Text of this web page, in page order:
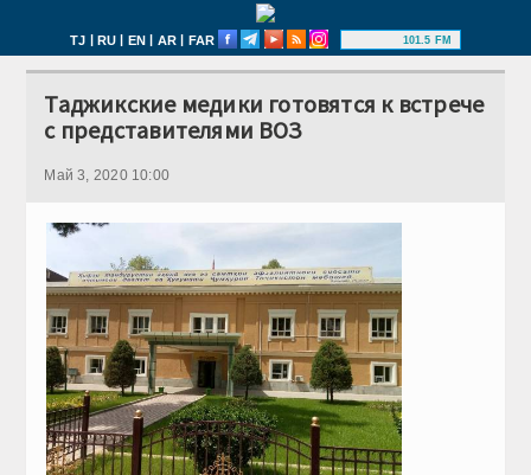
TJ | RU | EN | AR | FAR 101.5 FM
Таджикские медики готовятся к встрече
с представителями ВОЗ
Май 3, 2020 10:00